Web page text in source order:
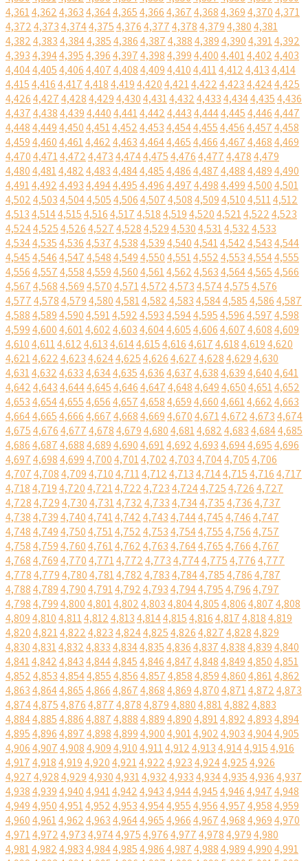
4,3614,3624,3634,3644,3654,3664,3674,3684,3694,3704,371
4,3724,3734,3744,3754,3764,3774,3784,3794,3804,381
4,3824,3834,3844,3854,3864,3874,3884,3894,3904,3914,392
4,3934,3944,3954,3964,3974,3984,3994,4004,4014,4024,403
4,4044,4054,4064,4074,4084,4094,4104,4114,4124,4134,414
4,4154,4164,4174,4184,4194,4204,4214,4224,4234,4244,425
4,4264,4274,4284,4294,4304,4314,4324,4334,4344,4354,436
4,4374,4384,4394,4404,4414,4424,4434,4444,4454,4464,447
4,4484,4494,4504,4514,4524,4534,4544,4554,4564,4574,458
4,4594,4604,4614,4624,4634,4644,4654,4664,4674,4684,469
4,4704,4714,4724,4734,4744,4754,4764,4774,4784,479
4,4804,4814,4824,4834,4844,4854,4864,4874,4884,4894,490
4,4914,4924,4934,4944,4954,4964,4974,4984,4994,5004,501
4,5024,5034,5044,5054,5064,5074,5084,5094,5104,5114,512
4,5134,5144,5154,5164,5174,5184,5194,5204,5214,5224,523
4,5244,5254,5264,5274,5284,5294,5304,5314,5324,533
4,5344,5354,5364,5374,5384,5394,5404,5414,5424,5434,544
4,5454,5464,5474,5484,5494,5504,5514,5524,5534,5544,555
4,5564,5574,5584,5594,5604,5614,5624,5634,5644,5654,566
4,5674,5684,5694,5704,5714,5724,5734,5744,5754,576
4,5774,5784,5794,5804,5814,5824,5834,5844,5854,5864,587
4,5884,5894,5904,5914,5924,5934,5944,5954,5964,5974,598
4,5994,6004,6014,6024,6034,6044,6054,6064,6074,6084,609
4,6104,6114,6124,6134,6144,6154,6164,6174,6184,6194,620
4,6214,6224,6234,6244,6254,6264,6274,6284,6294,630
4,6314,6324,6334,6344,6354,6364,6374,6384,6394,6404,641
4,6424,6434,6444,6454,6464,6474,6484,6494,6504,6514,652
4,6534,6544,6554,6564,6574,6584,6594,6604,6614,6624,663
4,6644,6654,6664,6674,6684,6694,6704,6714,6724,6734,674
4,6754,6764,6774,6784,6794,6804,6814,6824,6834,6844,685
4,6864,6874,6884,6894,6904,6914,6924,6934,6944,6954,696
4,6974,6984,6994,7004,7014,7024,7034,7044,7054,706
4,7074,7084,7094,7104,7114,7124,7134,7144,7154,7164,717
4,7184,7194,7204,7214,7224,7234,7244,7254,7264,727
4,7284,7294,7304,7314,7324,7334,7344,7354,7364,737
4,7384,7394,7404,7414,7424,7434,7444,7454,7464,747
4,7484,7494,7504,7514,7524,7534,7544,7554,7564,757
4,7584,7594,7604,7614,7624,7634,7644,7654,7664,767
4,7684,7694,7704,7714,7724,7734,7744,7754,7764,777
4,7784,7794,7804,7814,7824,7834,7844,7854,7864,787
4,7884,7894,7904,7914,7924,7934,7944,7954,7964,797
4,7984,7994,8004,8014,8024,8034,8044,8054,8064,8074,808
4,8094,8104,8114,8124,8134,8144,8154,8164,8174,8184,819
4,8204,8214,8224,8234,8244,8254,8264,8274,8284,829
4,8304,8314,8324,8334,8344,8354,8364,8374,8384,8394,840
4,8414,8424,8434,8444,8454,8464,8474,8484,8494,8504,851
4,8524,8534,8544,8554,8564,8574,8584,8594,8604,8614,862
4,8634,8644,8654,8664,8674,8684,8694,8704,8714,8724,873
4,8744,8754,8764,8774,8784,8794,8804,8814,8824,883
4,8844,8854,8864,8874,8884,8894,8904,8914,8924,8934,894
4,8954,8964,8974,8984,8994,9004,9014,9024,9034,9044,905
4,9064,9074,9084,9094,9104,9114,9124,9134,9144,9154,916
4,9174,9184,9194,9204,9214,9224,9234,9244,9254,926
4,9274,9284,9294,9304,9314,9324,9334,9344,9354,9364,937
4,9384,9394,9404,9414,9424,9434,9444,9454,9464,9474,948
4,9494,9504,9514,9524,9534,9544,9554,9564,9574,9584,959
4,9604,9614,9624,9634,9644,9654,9664,9674,9684,9694,970
4,9714,9724,9734,9744,9754,9764,9774,9784,9794,980
4,9814,9824,9834,9844,9854,9864,9874,9884,9894,9904,991